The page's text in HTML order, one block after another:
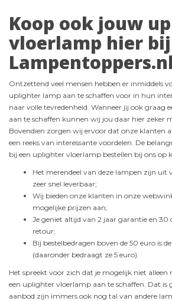
Koop ook jouw
vloerlamp hier bij
Ontzettend veel mensen hebben er inmiddels
uplighter lamp aan te schaffen voor in hun
naar volle tevredenheid. Wanneer jij ook graag
aan te schaffen kunnen wij jou daar hier zeker
Bovendien zorgen wij ervoor dat onze klanten
een reeks van interessante voordelen. De
bij een uplighter vloerlamp bestellen bij ons op
Het merendeel van deze lampen zijn uit
zeer snel leverbaar;
Wij bieden onze klanten in onze
mogelijke prijzen aan;
Je geniet altijd van 2 jaar garantie en 30
retour;
Bij bestelbedragen boven de 50 euro is
(daaronder bedraagt ze 5 euro).
Het spreekt voor zich dat je mogelijk niet
een uplighter vloerlamp aan te schaffen. Dat is
aanbod zijn immers ook nog tal van andere